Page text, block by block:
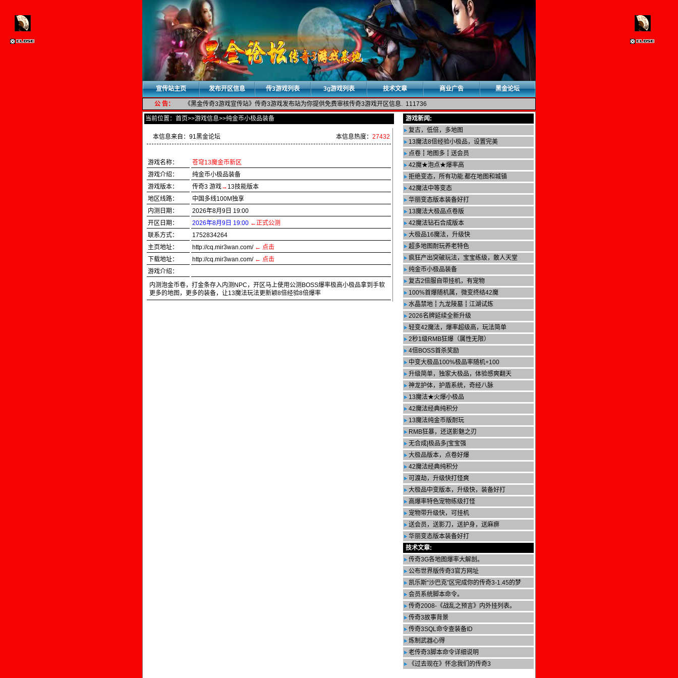
宣传站主页 发布开区信息 传3游戏列表 3g游戏列表 技术文章 商业广告 黑金论坛
公 告： 《黑金传奇3游戏宣传站》传奇3游戏发布站为你提供免费审核传奇3游戏开区信息. 111736
当前位置： 首页>>游戏信息>>纯金币小极品装备
本信息来自： 91黑金论坛 本信息热度： 27432
游戏名称：
苍穹13魔金币新区
游戏介绍：
纯金币小极品装备
游戏版本：
传奇3 游戏→ 13技能版本
地区线路：
中国多线100M独享
内测日期：
2026年8月9日 19:00
开区日期：
2026年8月9日 19:00 ←正式公测
联系方式：
1752834264
主页地址：
http://cq.mir3wan.com/ ← 点击
下载地址：
http://cq.mir3wan.com/ ← 点击
游戏介绍：
内测泡金币卷，打金条存入内测NPC，开区马上使用公测BOSS爆率极高小极品拿到手软
更多的地图，更多的装备，让13魔法玩法更新颖8倍经验8倍爆率
游戏新闻:
复古，低倍，多地图
13魔法8倍经验小极品，设置完美
点卷┋地图多┋送会员
42魔★泡点★爆率高
拒绝变态，所有功能.都在地图和城镇
42魔法中等变态
华丽变态版本装备好打
13魔法大极品点卷版
42魔法钻石合成版本
大极品16魔法，升级快
超多地图耐玩养老特色
疯狂产出突破玩法，宝宝练级，散人天堂
纯金币小极品装备
复古2倍服自带挂机，有宠物
100%首爆随机属，微变终结42魔
水晶禁地┋九龙陵墓┋江湖试炼
2026名牌延续全新升级
轻变42魔法，爆率超级高，玩法简单
2秒1级RMB狂爆（属性无限）
4倍BOSS首杀奖励
中变大极品100%极品率随机+100
升级简单，独家大极品，体验感爽翻天
神龙护体，护盾系统，奇经八脉
13魔法★火爆小极品
42魔法经典纯积分
13魔法纯金币版耐玩
RMB狂暴，还送影魅之刃
无合成|极品多|宝宝强
大极品版本，点卷好爆
42魔法经典纯积分
可渡劫，升级快打怪爽
大极品中变版本，升级快，装备好打
高爆率特色宠物练级打怪
宠物带升级快，可挂机
送会员，送影刀，送护身，送麻痹
华丽变态版本装备好打
技术文章:
传奇3G各地图爆率大解剖。
公布世界版传奇3官方网址
凯乐斯“沙巴克”区完成你的传奇3-1.45的梦
会员系统脚本命令。
传奇2008-《战乱之预言》内外挂列表。
传奇3故事背景
传奇3SQL命令查装备ID
炼制武器心得
老传奇3脚本命令详细说明
《过去现在》怀念我们的传奇3